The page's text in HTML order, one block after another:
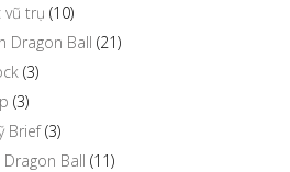
vũ trụ (10)
Dragon Ball (21)
(3)
(3)
Brief(3)
Ball (11)